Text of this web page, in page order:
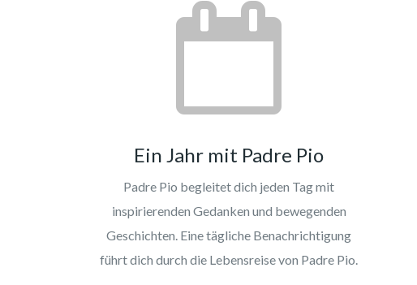
Ein Jahr mit Padre Pio
Padre Pio begleitet dich jeden Tag mit
inspirierenden Gedanken und bewegenden
Geschichten. Eine tägliche Benachrichtigung
führt dich durch die Lebensreise von Padre Pio.